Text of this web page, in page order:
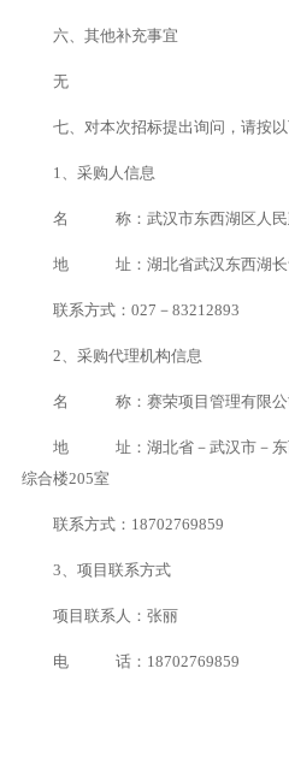
六、其他补充事宜
无
七、对本次招标提出询问，请按
1、采购人信息
名 称：武汉市东西湖区人民
地 址：湖北省武汉东西湖长
联系方式：027－83212893
2、采购代理机构信息
名 称：赛荣项目管理有限公
地 址：湖北省－武汉市－东
综合楼205室
联系方式：18702769859
3、项目联系方式
项目联系人：张丽
电 话：18702769859